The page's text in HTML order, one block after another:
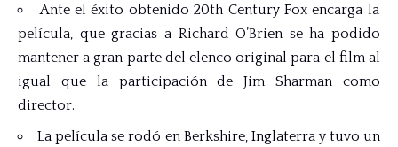
Ante el éxito obtenido 20th Century Fox encarga la
película, que gracias a Richard O’Brien se ha podido
mantener a gran parte del elenco original para el film al
igual que la participación de Jim Sharman como
director.
La película se rodó en Berkshire, Inglaterra y tuvo un